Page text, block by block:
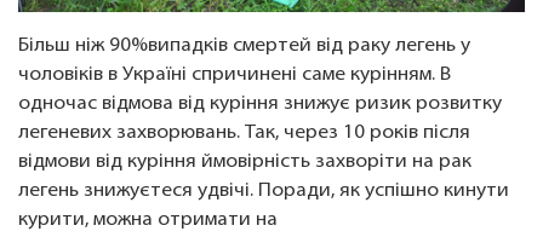
Більш ніж 90%випадків смертей від раку легень у
чоловіків в Україні спричинені саме курінням. В
одночас відмова від куріння знижує ризик розвитку
легеневих захворювань. Так, через 10 років після
відмови від куріння ймовірність захворіти на рак
легень знижуєтеся удвічі. Поради, як успішно кинути
курити, можна отримати на